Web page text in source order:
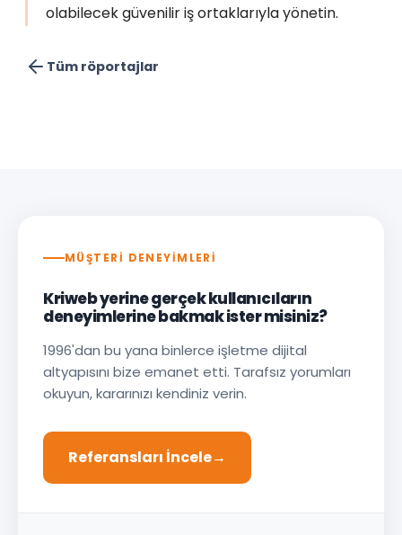
olabilecek güvenilir iş ortaklarıyla yönetin.
Tüm röportajlar
MÜŞTERİ DENEYİMLERİ
Kriweb yerine gerçek kullanıcıların
deneyimlerine bakmak ister misiniz?
1996'dan bu yana binlerce işletme dijital
altyapısını bize emanet etti. Tarafsız yorumları
okuyun, kararınızı kendiniz verin.
Referansları İncele→